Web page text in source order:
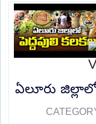
ఏలూరు జిల్లాలో